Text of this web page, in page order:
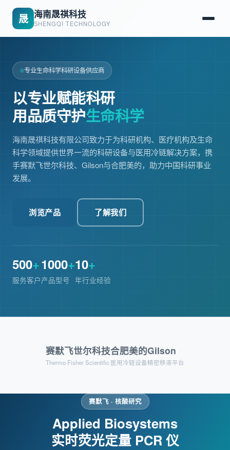
晟 海南晟祺科技
SHENGQI TECHNOLOGY
专业生命科学科研设备供应商
以专业赋能科研
用品质守护生命科学
海南晟祺科技有限公司致力于为科研机构、医疗机构及生命
科学领域提供世界一流的科研设备与医用冷链解决方案，携
手赛默飞世尔科技、Gilson与合肥美的，助力中国科研事业
发展。
浏览产品 了解我们
500+
服务客户
1000+
产品型号
10+
年行业经验
赛默飞世尔科技
Thermo Fisher Scientific
合肥美的
医用冷链设备
Gilson
精密移液平台
赛默飞 · 核酸研究
Applied Biosystems
实时荧光定量 PCR 仪
合肥美的 · 医用冷链
-86°C 超低温
医用冰箱系列